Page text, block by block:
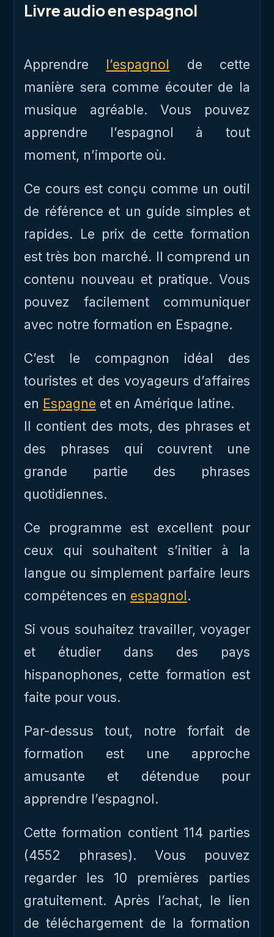
Livre audio en espagnol
Apprendre l’espagnol de cette
manière sera comme écouter de la
musique agréable. Vous pouvez
apprendre l’espagnol à tout
moment, n’importe où.
Ce cours est conçu comme un outil
de référence et un guide simples et
rapides. Le prix de cette formation
est très bon marché. Il comprend un
contenu nouveau et pratique. Vous
pouvez facilement communiquer
avec notre formation en Espagne.
C’est le compagnon idéal des
touristes et des voyageurs d’affaires
en Espagne et en Amérique latine.
Il contient des mots, des phrases et
des phrases qui couvrent une
grande partie des phrases
quotidiennes.
Ce programme est excellent pour
ceux qui souhaitent s’initier à la
langue ou simplement parfaire leurs
compétences en espagnol.
Si vous souhaitez travailler, voyager
et étudier dans des pays
hispanophones, cette formation est
faite pour vous.
Par-dessus tout, notre forfait de
formation est une approche
amusante et détendue pour
apprendre l’espagnol.
Cette formation contient 114 parties
(4552 phrases). Vous pouvez
regarder les 10 premières parties
gratuitement. Après l’achat, le lien
de téléchargement de la formation